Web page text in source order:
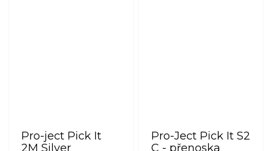
Pro-ject Pick It
2M Silver
Pro-Ject Pick It S2
C - přenoska